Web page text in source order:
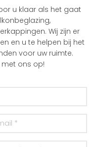
u klaar als het gaat
Wij zijn er
en u te helpen bij het
voor uw ruimte.
ons op!